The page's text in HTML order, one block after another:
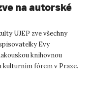
na autorské
UJEP zve všechny
Evy
knihovnou
kulturním fórem v Praze.